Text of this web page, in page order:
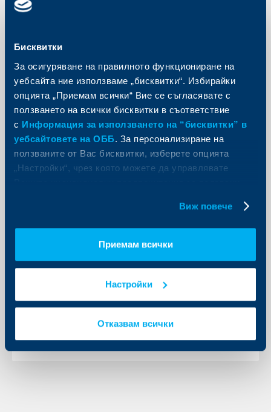
Бисквитки
За осигуряване на правилното функциониране на
уебсайта ние използваме „бисквитки“. Избирайки
опцията „Приемам всички“ Вие се съгласявате с
ползването на всички бисквитки в съответствие
с Информация за използването на “бисквитки” в
уебсайтовете на ОББ. За персонализиране на
ползваните от Вас бисквитки, изберете опцията
„Настройки“, чрез която можете да управлявате
Виж повече
Приемам всички
Настройки
Отказвам всички
и шестмесечните депозити в
14 януари 2008
Райфайзенбанк увеличава лихвените проценти по
едногодишните и шестмесечните депозити в лева,
евро и щатски долари за физически лица, в рамките
на промоционална кампания, която ще продължи
до края на март 2008г.
Още
Райфайзенбанк откри Регионален
Корпоративен център в София
12 специализирани центъра за обслужване на
банково обслужване на българския бизнес
Още